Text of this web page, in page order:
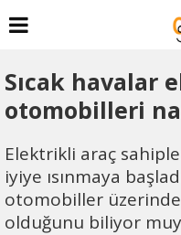
Sıcak havalar
otomobilleri
Elektrikli araç
iyiye ısınmaya
otomobiller
olduğunu biliyor